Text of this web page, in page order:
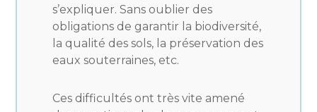
s’expliquer. Sans oublier des
obligations de garantir la biodiversité,
la qualité des sols, la préservation des
eaux souterraines, etc.
Ces difficultés ont très vite amené